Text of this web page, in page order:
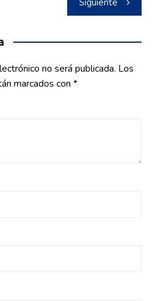
Siguiente
no será publicada. Los
marcados con *